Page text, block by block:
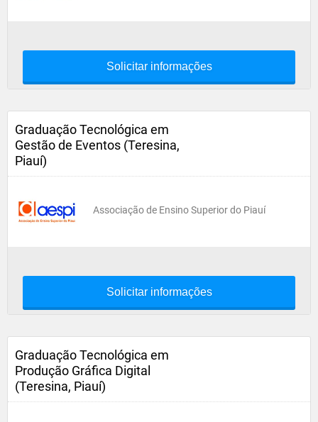
Solicitar informações
Graduação Tecnológica em
Gestão de Eventos (Teresina,
Piauí)
Associação de Ensino Superior do Piauí
Solicitar informações
Graduação Tecnológica em
Produção Gráfica Digital
(Teresina, Piauí)